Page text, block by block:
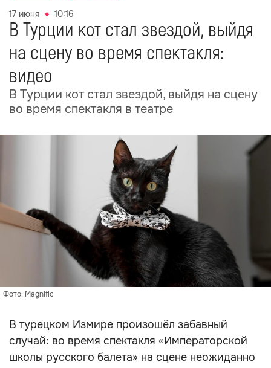
17 июня 10:16
В Турции кот стал звездой, выйдя
на сцену во время спектакля:
видео
В Турции кот стал звездой, выйдя на сцену
во время спектакля в театре
Фото: Magnific
В турецком Измире произошёл забавный
случай: во время спектакля «Императорской
школы русского балета» на сцене неожиданно